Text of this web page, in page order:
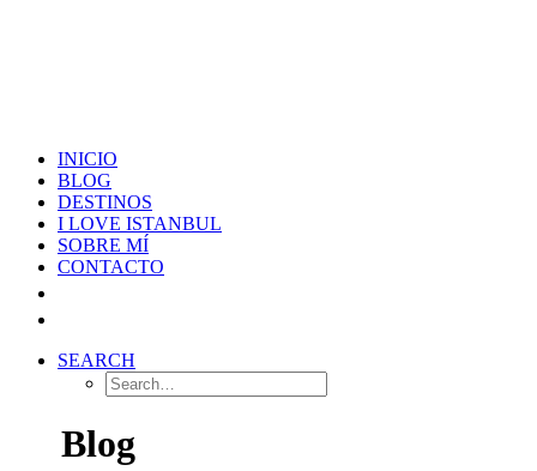
INICIO
BLOG
DESTINOS
I LOVE ISTANBUL
SOBRE MÍ
CONTACTO
SEARCH
Blog